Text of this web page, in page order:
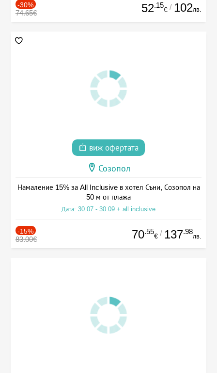
-30%
74.65€ 52.15
€ / 102лв.
виж офертата
Созопол
Намаление 15% за All Inclusive в хотел Съни, Созопол на
50 м от плажа
Дата: 30.07 - 30.09 + all inclusive
-15%
83.00€ 70.55
€ / 137.98
лв.